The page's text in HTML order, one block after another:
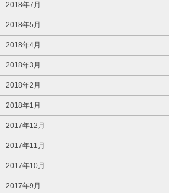
2018年7月
2018年5月
2018年4月
2018年3月
2018年2月
2018年1月
2017年12月
2017年11月
2017年10月
2017年9月